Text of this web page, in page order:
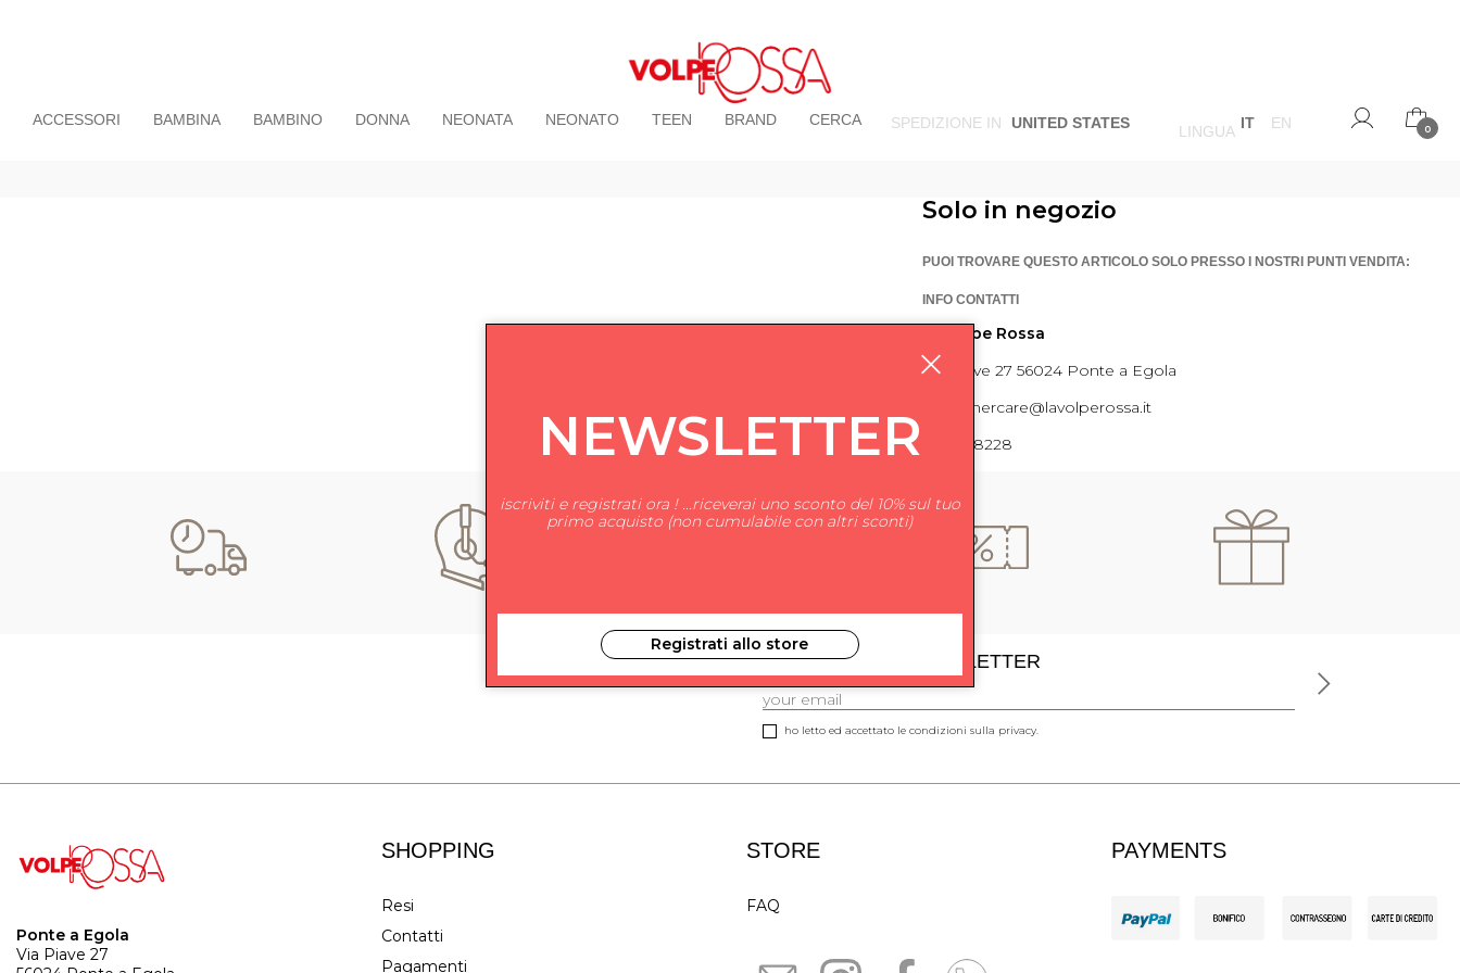
SPEDIZIONE IN UNITED STATES LINGUA IT EN 0
ACCESSORI BAMBINA BAMBINO DONNA NEONATA NEONATO TEEN BRAND CERCA
Solo in negozio
PUOI TROVARE QUESTO ARTICOLO SOLO PRESSO I NOSTRI PUNTI VENDITA:
INFO CONTATTI
La Volpe Rossa
Via Piave 27 56024 Ponte a Egola
customercare@lavolperossa.it
0571498228
ISCRIVITI ALLA NEWSLETTER
ho letto ed accettato le condizioni sulla privacy.
Ponte a Egola
Via Piave 27
SHOPPING
Resi
Contatti
Pagamenti
STORE
FAQ
PAYMENTS
NEWSLETTER
iscriviti e registrati ora ! ...riceverai uno sconto del 10% sul tuo
primo acquisto (non cumulabile con altri sconti)
Registrati allo store